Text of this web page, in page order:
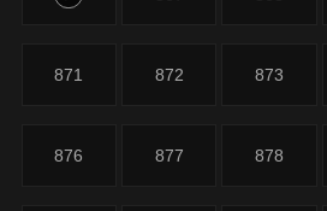
871 872 873
876 877 878